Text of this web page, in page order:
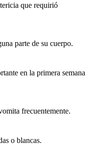
que requirió
parte de su cuerpo.
en la primera semana
frecuentemente.
o blancas.